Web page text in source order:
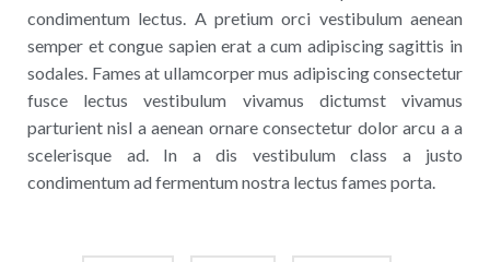
condimentum lectus. A pretium orci vestibulum aenean
semper et congue sapien erat a cum adipiscing sagittis in
sodales. Fames at ullamcorper mus adipiscing consectetur
fusce lectus vestibulum vivamus dictumst vivamus
parturient nisl a aenean ornare consectetur dolor arcu a a
scelerisque ad. In a dis vestibulum class a justo
condimentum ad fermentum nostra lectus fames porta.